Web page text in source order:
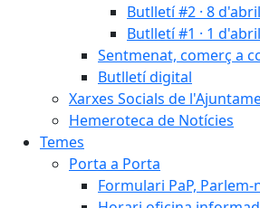
Butlletí #2 · 8
Butlletí #1 · 1
Sentmenat, comerç a
Butlletí digital
Xarxes Socials de
Hemeroteca de Notícies
Temes
Porta a Porta
Formulari PaP, Parlem-